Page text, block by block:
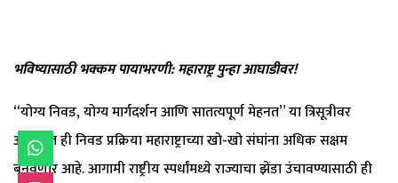
भविष्यासाठी भक्कम पायाभरणी: महाराष्ट्र पुन्हा आघाडीवर!
“योग्य निवड, योग्य मार्गदर्शन आणि सातत्यपूर्ण मेहनत” या त्रिसूत्रीवर
आधारित ही निवड प्रक्रिया महाराष्ट्राच्या खो-खो संघांना अधिक सक्षम
बनवणार आहे. आगामी राष्ट्रीय स्पर्धांमध्ये राज्याचा झेंडा उंचावण्यासाठी ही